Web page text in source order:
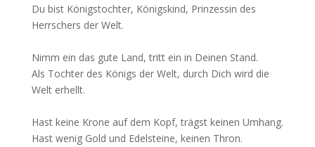
Du bist Königstochter, Königskind, Prinzessin des
Herrschers der Welt.
Nimm ein das gute Land, tritt ein in Deinen Stand.
Als Tochter des Königs der Welt, durch Dich wird die
Welt erhellt.
Hast keine Krone auf dem Kopf, trägst keinen Umhang.
Hast wenig Gold und Edelsteine, keinen Thron.